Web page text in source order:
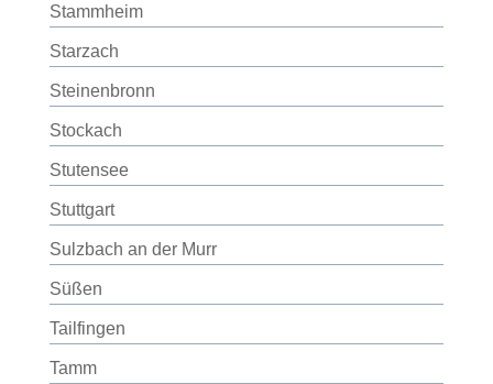
Stammheim
Starzach
Steinenbronn
Stockach
Stutensee
Stuttgart
Sulzbach an der Murr
Süßen
Tailfingen
Tamm